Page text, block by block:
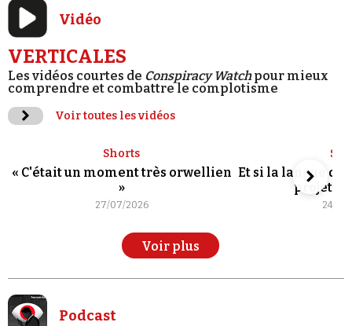
Vidéo
VERTICALES
Les vidéos courtes de Conspiracy Watchpour mieux
comprendre et combattre le complotisme
Voir toutes les vidéos
Shorts
« C'était un moment très orwellien
»
27/07/2026
Et si la langue de
projet
24/
Voir plus
Podcast